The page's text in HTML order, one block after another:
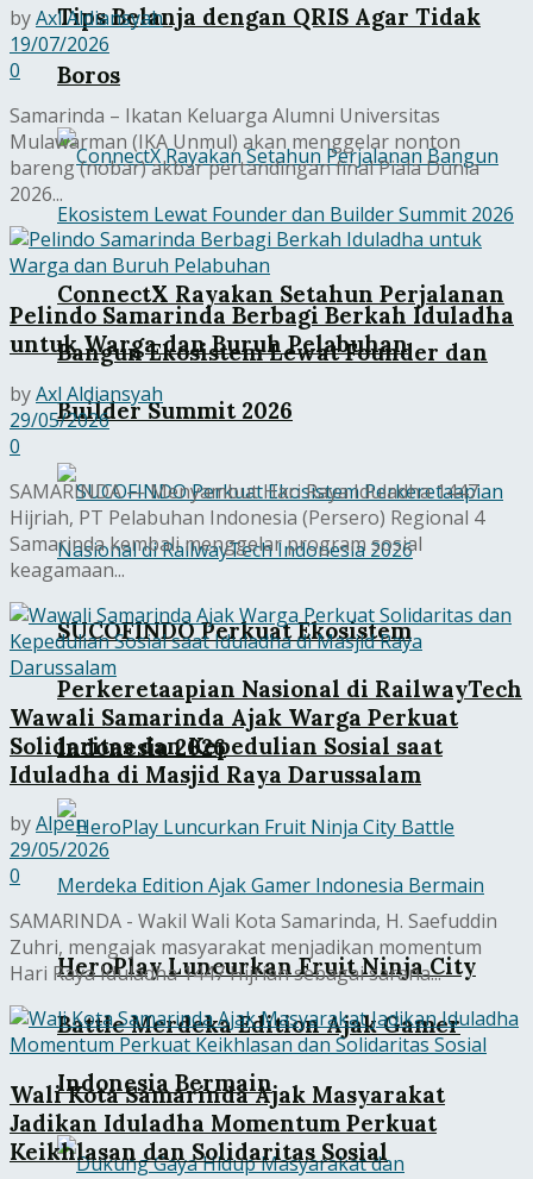
Tips Belanja dengan QRIS Agar Tidak
Boros
ConnectX Rayakan Setahun Perjalanan
Bangun Ekosistem Lewat Founder dan
Builder Summit 2026
SUCOFINDO Perkuat Ekosistem
Perkeretaapian Nasional di RailwayTech
Indonesia 2026
HeroPlay Luncurkan Fruit Ninja City
Battle Merdeka Edition Ajak Gamer
Indonesia Bermain
byAxl Aldiansyah
19/07/2026
0
Samarinda – Ikatan Keluarga Alumni Universitas
Mulawarman (IKA Unmul) akan menggelar nonton
bareng (nobar) akbar pertandingan final Piala Dunia
2026...
Pelindo Samarinda Berbagi Berkah Iduladha
untuk Warga dan Buruh Pelabuhan
byAxl Aldiansyah
29/05/2026
0
SAMARINDA — Menyambut Hari Raya Iduladha 1447
Hijriah, PT Pelabuhan Indonesia (Persero) Regional 4
Samarinda kembali menggelar program sosial
keagamaan...
Wawali Samarinda Ajak Warga Perkuat
Solidaritas dan Kepedulian Sosial saat
Iduladha di Masjid Raya Darussalam
byAlpen
29/05/2026
0
SAMARINDA - Wakil Wali Kota Samarinda, H. Saefuddin
Zuhri, mengajak masyarakat menjadikan momentum
Hari Raya Iduladha 1447 Hijriah sebagai sarana...
Wali Kota Samarinda Ajak Masyarakat
Jadikan Iduladha Momentum Perkuat
Keikhlasan dan Solidaritas Sosial